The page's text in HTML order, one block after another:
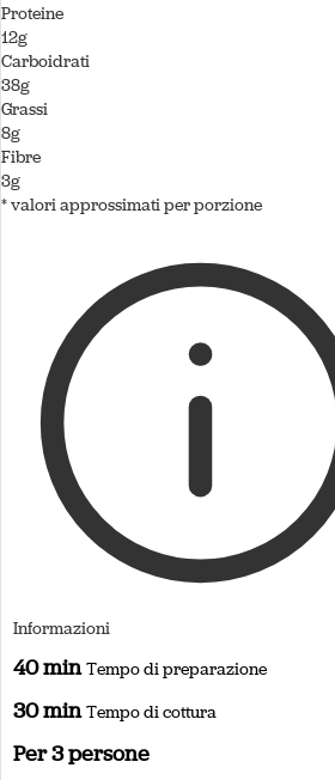
Proteine
12g
Carboidrati
38g
Grassi
8g
Fibre
3g
* valori approssimati per porzione
Informazioni
40 minTempo di preparazione
30 minTempo di cottura
Per 3 persone